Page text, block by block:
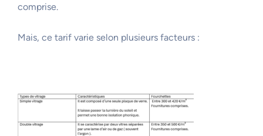
comprise.
Mais, ce tarif varie selon plusieurs facteurs :